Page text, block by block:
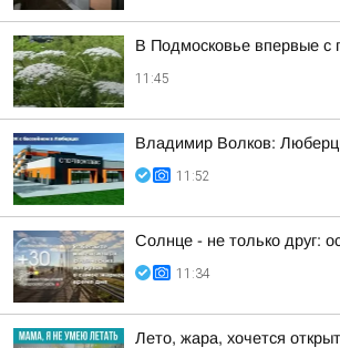
В Подмосковье впервые
11:45
Владимир Волков:
11:52
Солнце - не только друг:
11:34
Лето, жара, хочется